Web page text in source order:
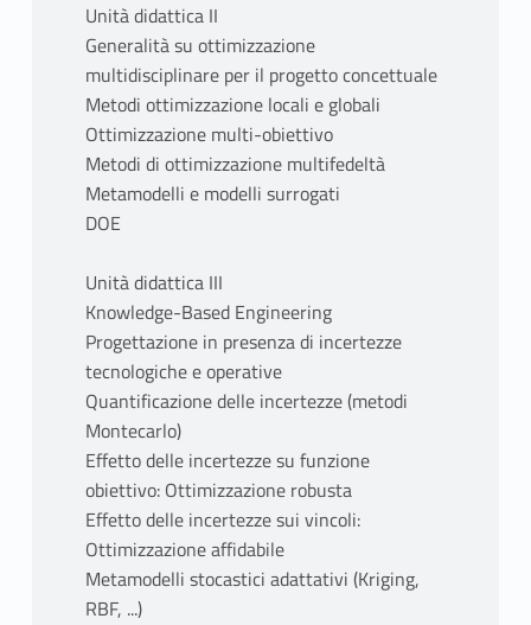
Unità didattica II
Generalità su ottimizzazione
multidisciplinare per il progetto concettuale
Metodi ottimizzazione locali e globali
Ottimizzazione multi-obiettivo
Metodi di ottimizzazione multifedeltà
Metamodelli e modelli surrogati
DOE
Unità didattica III
Knowledge-Based Engineering
Progettazione in presenza di incertezze
tecnologiche e operative
Quantificazione delle incertezze (metodi
Montecarlo)
Effetto delle incertezze su funzione
obiettivo: Ottimizzazione robusta
Effetto delle incertezze sui vincoli:
Ottimizzazione affidabile
Metamodelli stocastici adattativi (Kriging,
RBF, ...)